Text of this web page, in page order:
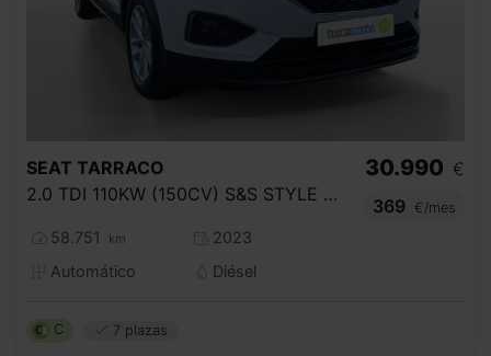
SEAT TARRACO
2.0 TDI 110KW (150CV) S&S STYLE DSG
58.751 km
2023
Automático
Diésel
30.990 €
369
€/mes
C 7 plazas